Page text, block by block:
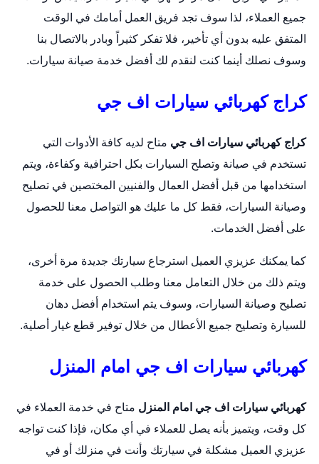
جميع العملاء، لذا سوف تجد فريق العمل أمامك في الوقت
المتفق عليه بدون أي تأخير، فلا تفكر كثيراً وبادر بالاتصال بنا
وسوف نصلك أينما كنت لنقدم لك أفضل خدمة صيانة سيارات.
كراج كهربائي سيارات اف جي
كراج كهربائي سيارات اف جي متاح لديه كافة الأدوات التي
تستخدم في صيانة وتصلح السيارات بكل احترافية وكفاءة، ويتم
استخدامها من قبل أفضل العمال والفنيين المختصين في تصليح
وصيانة السيارات، فقط كل ما عليك هو التواصل معنا للحصول
على أفضل الخدمات.
كما يمكنك عزيزي العميل استرجاع سيارتك جديدة مرة أخرى،
ويتم ذلك من خلال التعامل معنا وطلب الحصول على خدمة
تصليح وصيانة السيارات، وسوف يتم استخدام أفضل دهان
للسيارة وتصليح جميع الأعطال من خلال توفير قطع غيار أصلية.
كهربائي سيارات اف جي امام المنزل
كهربائي سيارات اف جي امام المنزل متاح في خدمة العملاء في
كل وقت، ويتميز بأنه يصل للعملاء في أي مكان، فإذا كنت تواجه
عزيزي العميل مشكلة في سيارتك وأنت في منزلك أو في